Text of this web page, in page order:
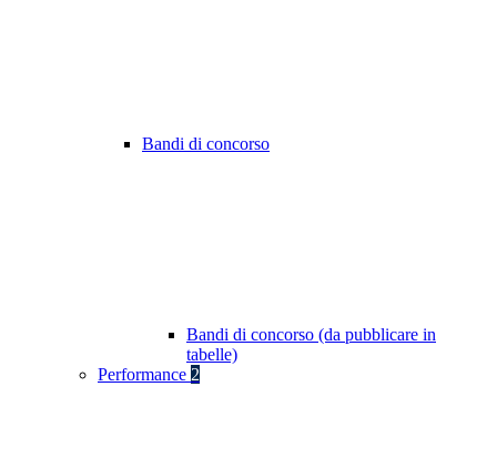
Bandi di concorso
Bandi di concorso (da pubblicare in
tabelle)
Performance 2